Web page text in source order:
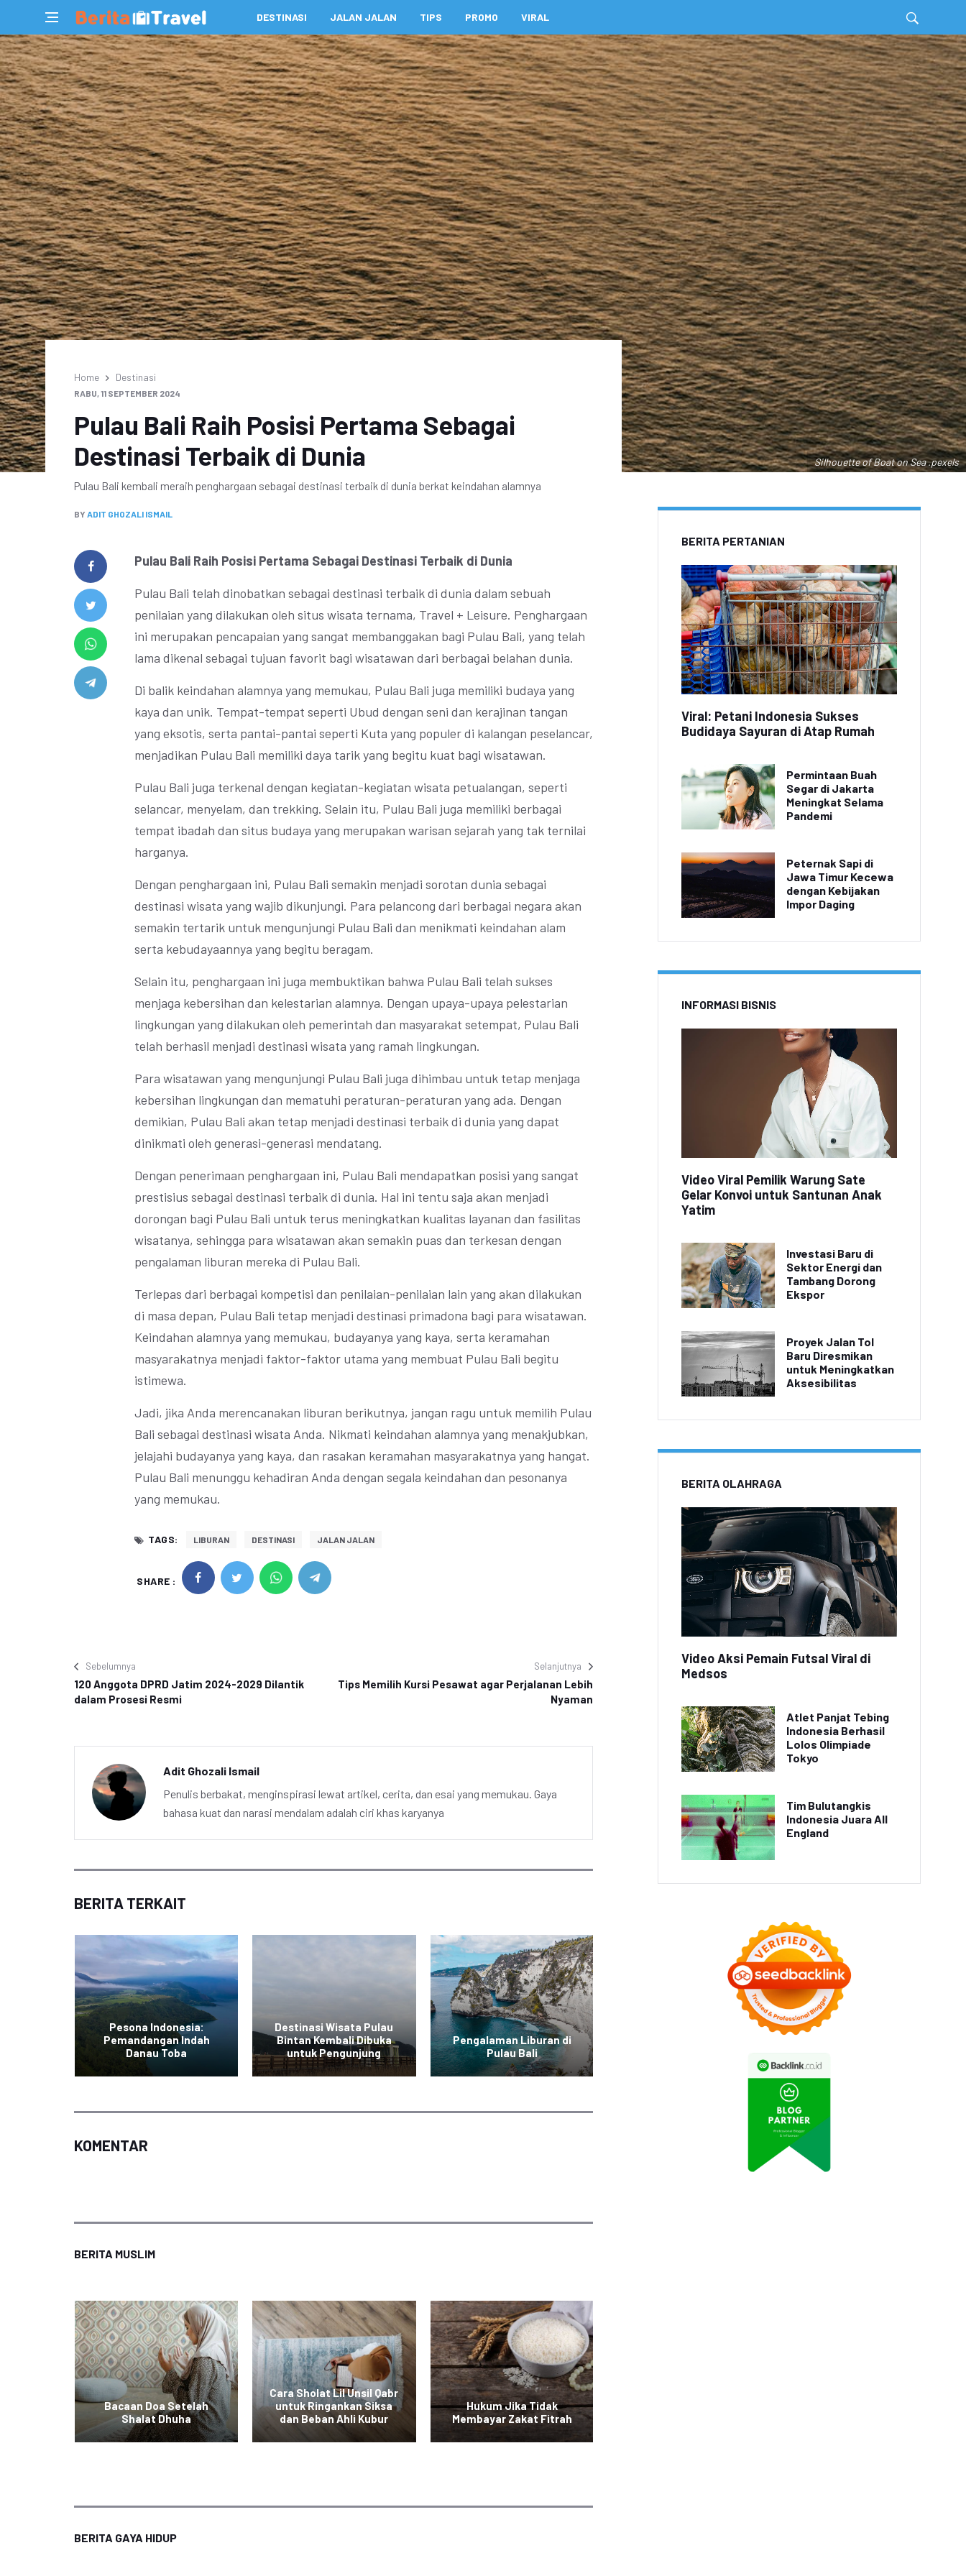
DESTINASI JALAN JALAN TIPS PROMO VIRAL
Silhouette of Boat on Sea .pexels
Home Destinasi
RABU, 11 SEPTEMBER 2024
Pulau Bali Raih Posisi Pertama Sebagai
Destinasi Terbaik di Dunia
Pulau Bali kembali meraih penghargaan sebagai destinasi terbaik di dunia berkat keindahan alamnya
BY ADIT GHOZALI ISMAIL
Pulau Bali Raih Posisi Pertama Sebagai Destinasi Terbaik di Dunia
Pulau Bali telah dinobatkan sebagai destinasi terbaik di dunia dalam sebuah
penilaian yang dilakukan oleh situs wisata ternama, Travel + Leisure. Penghargaan
ini merupakan pencapaian yang sangat membanggakan bagi Pulau Bali, yang telah
lama dikenal sebagai tujuan favorit bagi wisatawan dari berbagai belahan dunia.
Di balik keindahan alamnya yang memukau, Pulau Bali juga memiliki budaya yang
kaya dan unik. Tempat-tempat seperti Ubud dengan seni dan kerajinan tangan
yang eksotis, serta pantai-pantai seperti Kuta yang populer di kalangan peselancar,
menjadikan Pulau Bali memiliki daya tarik yang begitu kuat bagi wisatawan.
Pulau Bali juga terkenal dengan kegiatan-kegiatan wisata petualangan, seperti
selancar, menyelam, dan trekking. Selain itu, Pulau Bali juga memiliki berbagai
tempat ibadah dan situs budaya yang merupakan warisan sejarah yang tak ternilai
harganya.
Dengan penghargaan ini, Pulau Bali semakin menjadi sorotan dunia sebagai
destinasi wisata yang wajib dikunjungi. Para pelancong dari berbagai negara akan
semakin tertarik untuk mengunjungi Pulau Bali dan menikmati keindahan alam
serta kebudayaannya yang begitu beragam.
Selain itu, penghargaan ini juga membuktikan bahwa Pulau Bali telah sukses
menjaga kebersihan dan kelestarian alamnya. Dengan upaya-upaya pelestarian
lingkungan yang dilakukan oleh pemerintah dan masyarakat setempat, Pulau Bali
telah berhasil menjadi destinasi wisata yang ramah lingkungan.
Para wisatawan yang mengunjungi Pulau Bali juga dihimbau untuk tetap menjaga
kebersihan lingkungan dan mematuhi peraturan-peraturan yang ada. Dengan
demikian, Pulau Bali akan tetap menjadi destinasi terbaik di dunia yang dapat
dinikmati oleh generasi-generasi mendatang.
Dengan penerimaan penghargaan ini, Pulau Bali mendapatkan posisi yang sangat
prestisius sebagai destinasi terbaik di dunia. Hal ini tentu saja akan menjadi
dorongan bagi Pulau Bali untuk terus meningkatkan kualitas layanan dan fasilitas
wisatanya, sehingga para wisatawan akan semakin puas dan terkesan dengan
pengalaman liburan mereka di Pulau Bali.
Terlepas dari berbagai kompetisi dan penilaian-penilaian lain yang akan dilakukan
di masa depan, Pulau Bali tetap menjadi destinasi primadona bagi para wisatawan.
Keindahan alamnya yang memukau, budayanya yang kaya, serta keramahan
masyarakatnya menjadi faktor-faktor utama yang membuat Pulau Bali begitu
istimewa.
Jadi, jika Anda merencanakan liburan berikutnya, jangan ragu untuk memilih Pulau
Bali sebagai destinasi wisata Anda. Nikmati keindahan alamnya yang menakjubkan,
jelajahi budayanya yang kaya, dan rasakan keramahan masyarakatnya yang hangat.
Pulau Bali menunggu kehadiran Anda dengan segala keindahan dan pesonanya
yang memukau.
TAGS: LIBURAN DESTINASI JALAN JALAN
SHARE :
Sebelumnya
120 Anggota DPRD Jatim 2024-2029 Dilantik
dalam Prosesi Resmi
Selanjutnya
Tips Memilih Kursi Pesawat agar Perjalanan Lebih
Nyaman
Adit Ghozali Ismail
Penulis berbakat, menginspirasi lewat artikel, cerita, dan esai yang memukau. Gaya
bahasa kuat dan narasi mendalam adalah ciri khas karyanya
BERITA TERKAIT
Pesona Indonesia:
Pemandangan Indah
Danau Toba
Destinasi Wisata Pulau
Bintan Kembali Dibuka
untuk Pengunjung
Pengalaman Liburan di
Pulau Bali
Destinasi Wisata Pulau
KOMENTAR
BERITA MUSLIM
Bacaan Doa Setelah
Shalat Dhuha
Cara Sholat Lil Unsil Qabr
untuk Ringankan Siksa
dan Beban Ahli Kubur
Hukum Jika Tidak
Membayar Zakat Fitrah
BERITA GAYA HIDUP
BERITA PERTANIAN
Viral: Petani Indonesia Sukses
Budidaya Sayuran di Atap Rumah
Permintaan Buah
Segar di Jakarta
Meningkat Selama
Pandemi
Peternak Sapi di
Jawa Timur Kecewa
dengan Kebijakan
Impor Daging
INFORMASI BISNIS
Video Viral Pemilik Warung Sate
Gelar Konvoi untuk Santunan Anak
Yatim
Investasi Baru di
Sektor Energi dan
Tambang Dorong
Ekspor
Proyek Jalan Tol
Baru Diresmikan
untuk Meningkatkan
Aksesibilitas
BERITA OLAHRAGA
Video Aksi Pemain Futsal Viral di
Medsos
Atlet Panjat Tebing
Indonesia Berhasil
Lolos Olimpiade
Tokyo
Tim Bulutangkis
Indonesia Juara All
England